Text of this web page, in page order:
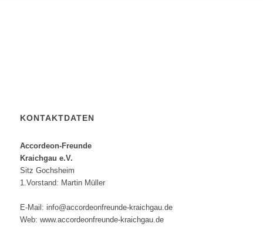
KONTAKTDATEN
Accordeon-Freunde
Kraichgau e.V.
Sitz Gochsheim
1.Vorstand: Martin Müller
E-Mail: info@accordeonfreunde-kraichgau.de
Web: www.accordeonfreunde-kraichgau.de